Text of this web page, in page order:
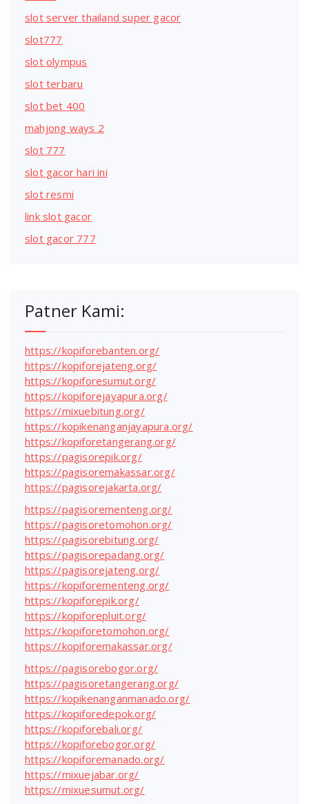
slot server thailand super gacor
slot777
slot olympus
slot terbaru
slot bet 400
mahjong ways 2
slot 777
slot gacor hari ini
slot resmi
link slot gacor
slot gacor 777
Patner Kami:
https://kopiforebanten.org/
https://kopiforejateng.org/
https://kopiforesumut.org/
https://kopiforejayapura.org/
https://mixuebitung.org/
https://kopikenanganjayapura.org/
https://kopiforetangerang.org/
https://pagisorepik.org/
https://pagisoremakassar.org/
https://pagisorejakarta.org/
https://pagisorementeng.org/
https://pagisoretomohon.org/
https://pagisorebitung.org/
https://pagisorepadang.org/
https://pagisorejateng.org/
https://kopiforementeng.org/
https://kopiforepik.org/
https://kopiforepluit.org/
https://kopiforetomohon.org/
https://kopiforemakassar.org/
https://pagisorebogor.org/
https://pagisoretangerang.org/
https://kopikenanganmanado.org/
https://kopiforedepok.org/
https://kopiforebali.org/
https://kopiforebogor.org/
https://kopiforemanado.org/
https://mixuejabar.org/
https://mixuesumut.org/